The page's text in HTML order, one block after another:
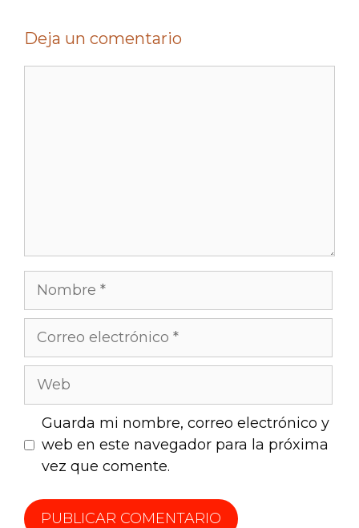
Deja un comentario
Guarda mi nombre, correo electrónico y
web en este navegador para la próxima
vez que comente.